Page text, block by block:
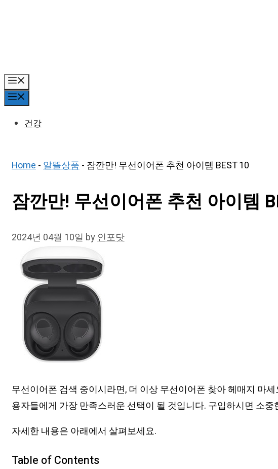
건강
Home-알뜰상품- 잠깐만! 무선이어폰 추천 아이템 BEST 10
잠깐만! 무선이어폰 추천 아이템
2024년 04월 10일 by인포닷
무선이어폰 검색 중이시라면, 더 이상 무선이어폰 찾아 헤매지 마
용자들에게 가장 만족스러운 선택이 될 것입니다. 구입하시면 소
자세한 내용은 아래에서 살펴보세요.
Table of Contents